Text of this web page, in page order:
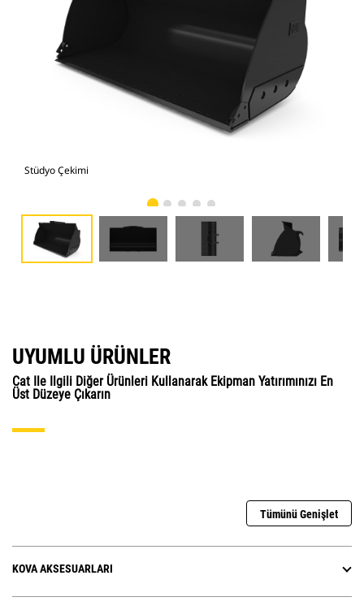
Stüdyo Çekimi
UYUMLU ÜRÜNLER
Cat Ile Ilgili Diğer Ürünleri Kullanarak Ekipman Yatırımınızı En
Üst Düzeye Çıkarın
Tümünü Genişlet
KOVA AKSESUARLARI